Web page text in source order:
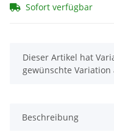
Sofort verfügbar
x
Dieser Artikel hat
gewünschte Variation
Beschreibung